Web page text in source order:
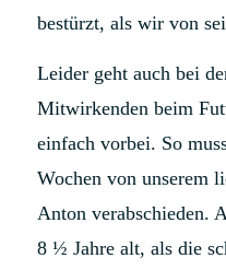
bestürzt, als wir von
Leider geht auch bei
Mitwirkenden beim
einfach vorbei. So
Wochen von unserem
Anton verabschieden.
8 ½ Jahre alt, als die